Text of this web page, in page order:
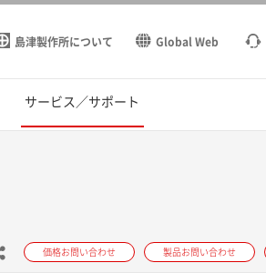
島津製作所について Global Web
サービス／サポート
価格お問い合わせ 製品お問い合わせ